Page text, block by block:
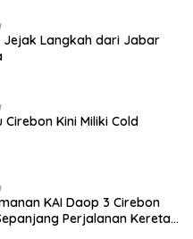
Jejak Langkah dari Jabar
Cirebon Kini Miliki Cold
KAI Daop 3 Cirebon
Perjalanan Kereta